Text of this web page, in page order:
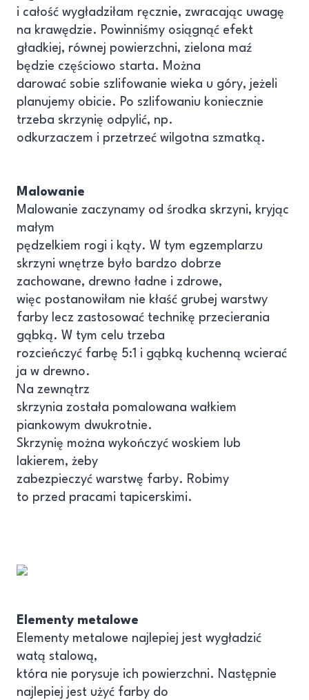
i całość wygładziłam ręcznie, zwracając uwagę
na krawędzie. Powinniśmy osiągnąć efekt
gładkiej, równej powierzchni, zielona maź
będzie częściowo starta. Można
darować sobie szlifowanie wieka u góry, jeżeli
planujemy obicie. Po szlifowaniu koniecznie
trzeba skrzynię odpylić, np.
odkurzaczem i przetrzeć wilgotna szmatką.
Malowanie
Malowanie zaczynamy od środka skrzyni, kryjąc
małym
pędzelkiem rogi i kąty. W tym egzemplarzu
skrzyni wnętrze było bardzo dobrze
zachowane, drewno ładne i zdrowe,
więc postanowiłam nie kłaść grubej warstwy
farby lecz zastosować technikę przecierania
gąbką. W tym celu trzeba
rozcieńczyć farbę 5:1 i gąbką kuchenną wcierać
ja w drewno.
Na zewnątrz
skrzynia została pomalowana wałkiem
piankowym dwukrotnie.
Skrzynię można wykończyć woskiem lub
lakierem, żeby
zabezpieczyć warstwę farby. Robimy
to przed pracami tapicerskimi.
Elementy metalowe
Elementy metalowe najlepiej jest wygładzić
watą stalową,
która nie porysuje ich powierzchni. Następnie
najlepiej jest użyć farby do